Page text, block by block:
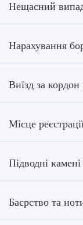
Нещасний
Нарахування
Виїзд за
Місце
Підводні
Баєрство та